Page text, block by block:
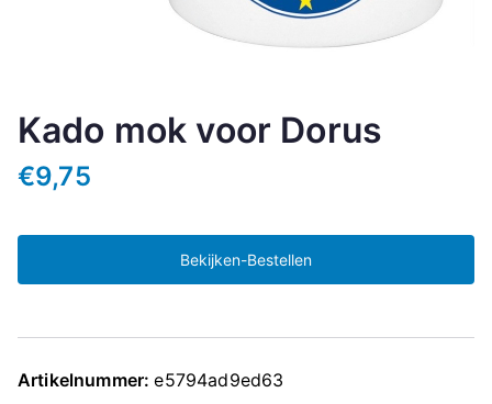
Kado mok voor Dorus
€9,75
Bekijken-Bestellen
Artikelnummer:e5794ad9ed63